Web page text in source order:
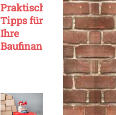
Praktische
Tipps für
Ihre
Baufinanzierung